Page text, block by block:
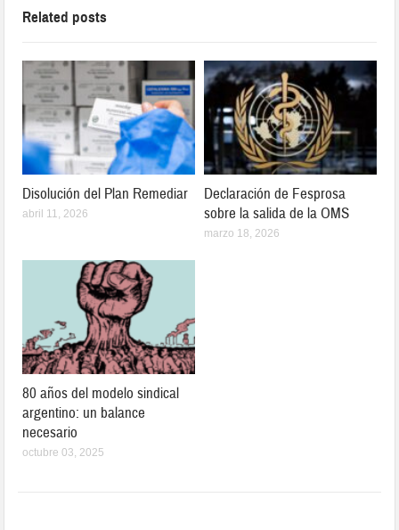
Related posts
Disolución del Plan Remediar
abril 11, 2026
Declaración de Fesprosa
sobre la salida de la OMS
marzo 18, 2026
80 años del modelo sindical
argentino: un balance
necesario
octubre 03, 2025